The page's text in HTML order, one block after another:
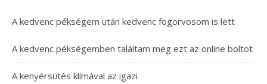
A kedvenc pékségem után kedvenc fogorvosom is lett
A kedvenc pékségemben találtam meg ezt az online boltot
A kenyérsütés klímával az igazi